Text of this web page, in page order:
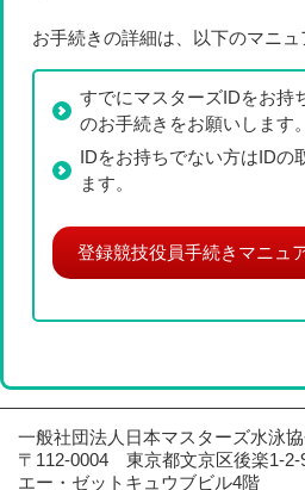
お手続きの詳細は、以下のマニュ
すでにマスターズIDをお持
のお手続きをお願いします。
IDをお持ちでない方はIDの
ます。
登録競技役員手続きマニュ
一般社団法人日本マスターズ水泳
〒112-0004 東京都文京区後楽1-2-
エー・ゼットキュウブビル4階